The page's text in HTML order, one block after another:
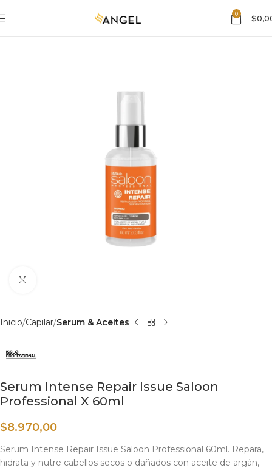
0 $
Inicio Capilar Serum & Aceites
Serum Intense Repair Issue Saloon
Professional X 60ml
$8.970,00
Serum Intense Repair Issue Saloon Professional 60ml. Repara,
hidrata y nutre cabellos secos o dañados con aceite de argán,